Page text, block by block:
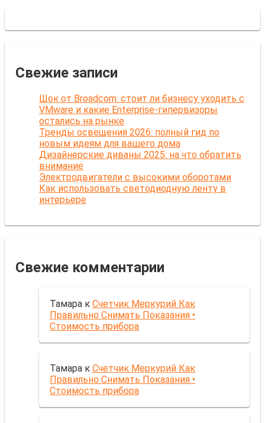
Свежие записи
Шок от Broadcom: стоит ли бизнесу уходить с
VMware и какие Enterprise-гипервизоры
остались на рынке
Тренды освещения 2026: полный гид по
новым идеям для вашего дома
Дизайнерские диваны 2025: на что обратить
внимание
Электродвигатели с высокими оборотами
Как использовать светодиодную ленту в
интерьере
Свежие комментарии
Тамара к Счетчик Меркурий Как
Правильно Снимать Показания •
Стоимость прибора
Тамара к Счетчик Меркурий Как
Правильно Снимать Показания •
Стоимость прибора